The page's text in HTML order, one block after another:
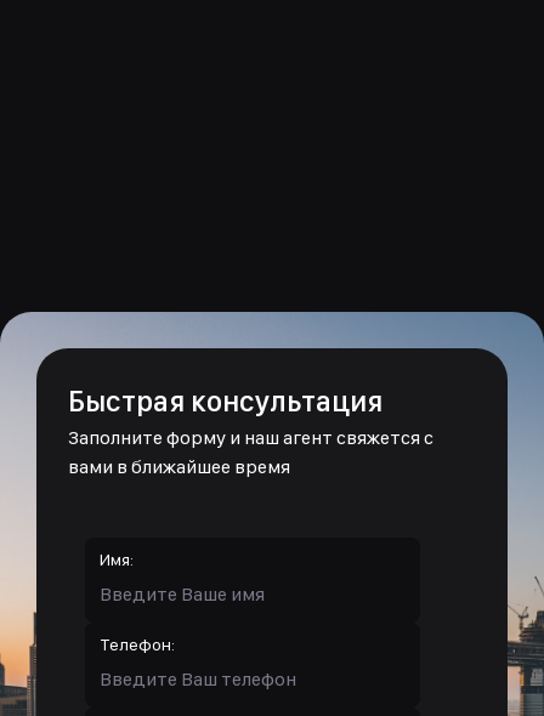
Быстрая консультация
Заполните форму и наш агент свяжется с
вами в ближайшее время
Имя:
Телефон: